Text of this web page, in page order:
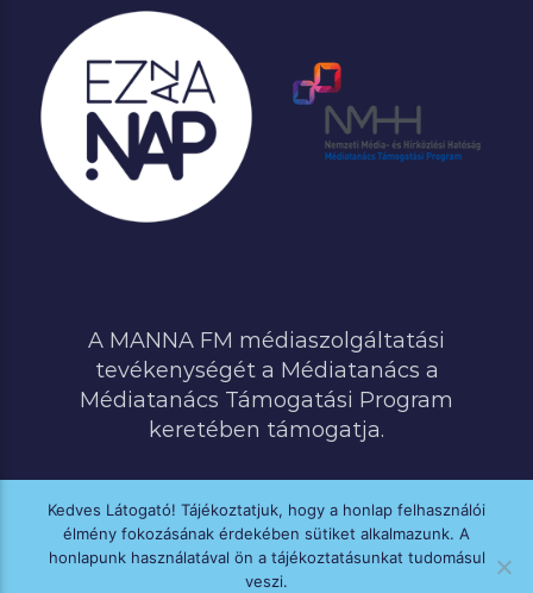
A MANNA FM médiaszolgáltatási
tevékenységét a Médiatanács a
Médiatanács Támogatási Program
keretében támogatja.
MINDEN JOG FENNTARTVA © 2020 MANNA FM
Kedves Látogató! Tájékoztatjuk, hogy a honlap felhasználói
élmény fokozásának érdekében sütiket alkalmazunk. A
honlapunk használatával ön a tájékoztatásunkat tudomásul
veszi.